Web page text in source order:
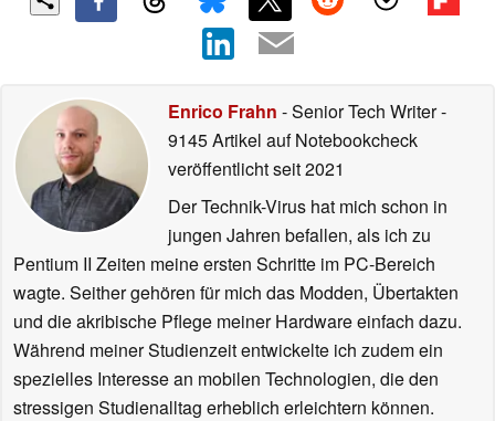
Enrico Frahn - Senior Tech Writer-
9145 Artikel auf Notebookcheck
veröffentlichtseit 2021
Der Technik-Virus hat mich schon in
jungen Jahren befallen, als ich zu
Pentium II Zeiten meine ersten Schritte im PC-Bereich
wagte. Seither gehören für mich das Modden, Übertakten
und die akribische Pflege meiner Hardware einfach dazu.
Während meiner Studienzeit entwickelte ich zudem ein
spezielles Interesse an mobilen Technologien, die den
stressigen Studienalltag erheblich erleichtern können.